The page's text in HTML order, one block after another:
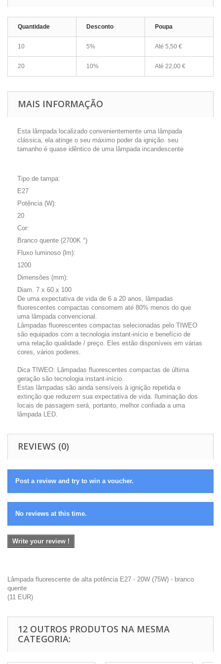
Quantidade Desconto Poupa
10 5% Até 5,50 €
20 10% Até 22,00 €
MAIS INFORMAÇÃO
Esta lâmpada localizado convenientemente uma lâmpada
clássica, ela atinge o seu máximo poder da ignição. seu
tamanho é quase idêntico de uma lâmpada incandescente
Tipo de tampa:
E27
Potência (W):
20
Cor:
Branco quente (2700K °)
Fluxo luminoso (lm):
1200
Dimensões (mm):
Diam. 7 x 60 x 100
De uma expectativa de vida de 6 a 20 anos, lâmpadas
fluorescentes compactas consomem até 80% menos do que
uma lâmpada convencional.
Lâmpadas fluorescentes compactas selecionadas pelo TIWEO
são equipados com a tecnologia instant-início e benefício de
uma relação qualidade / preço. Eles estão disponíveis em várias
cores, vários poderes.
Dica TIWEO: Lâmpadas fluorescentes compactas de última
geração são tecnologia instant-início.
Estas lâmpadas são ainda sensíveis à ignição repetida e
extinção que reduzem sua expectativa de vida. Iluminação dos
locais de passagem será, portanto, melhor confiada a uma
lâmpada LED.
REVIEWS (0)
Post a review and try to win a voucher.
No reviews at this time.
Write your review !
Lâmpada fluorescente de alta potência E27 - 20W (75W) - branco
quente
(11 EUR)
12 OUTROS PRODUTOS NA MESMA
CATEGORIA: